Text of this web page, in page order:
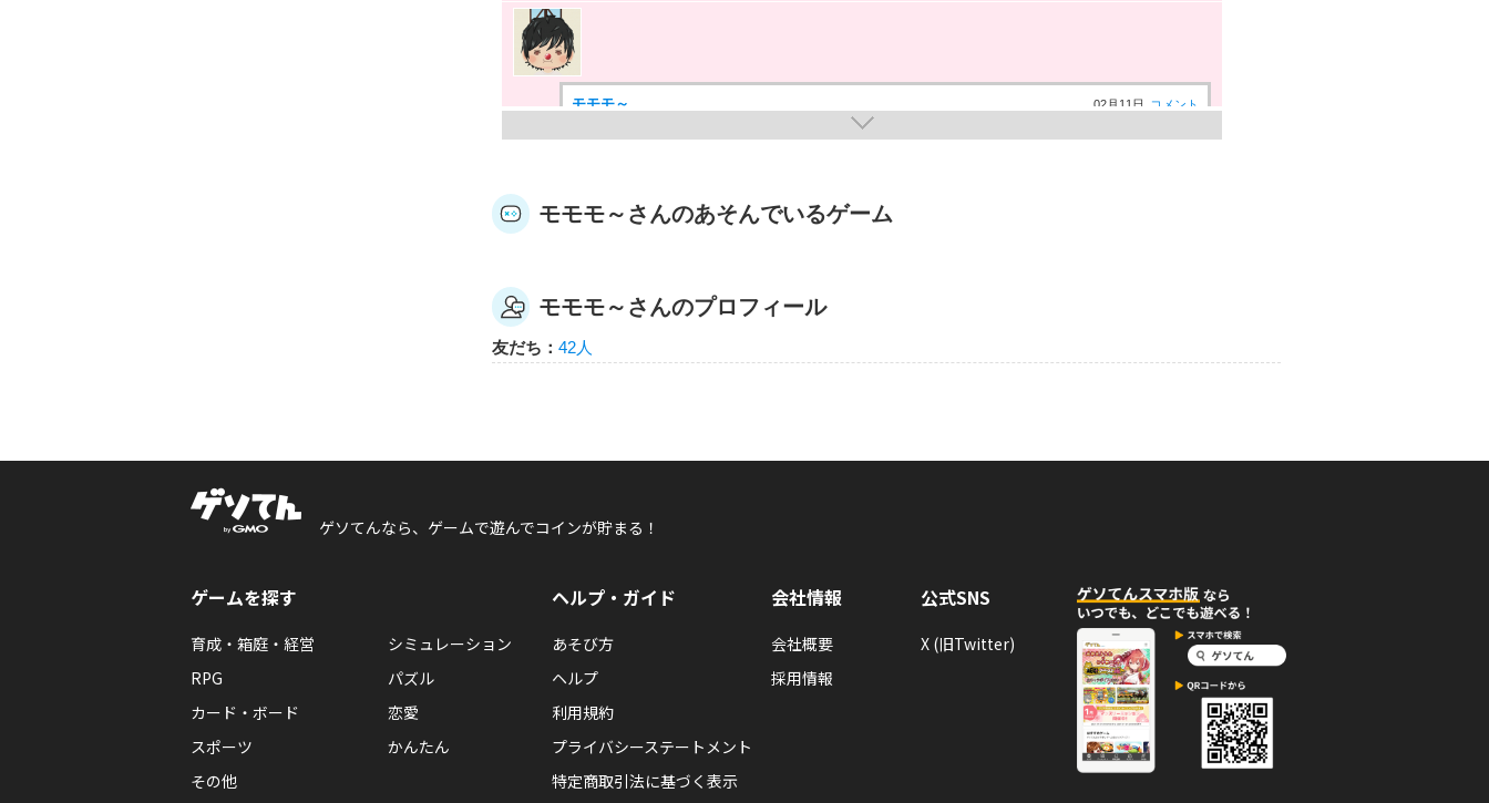
モモモ～ 02月11日 コメント
モモモ～さんが「ログイン100」バッジを手に入れた！
キズナLV5以上のともだちを1人作るともらえるエネルギーバッジ。
モモモ～
モモモ～さんのあそんでいるゲーム
モモモ～さんのプロフィール
友だち： 42人
ゲソてんなら、ゲームで遊んでコインが貯まる！
ゲームを探す
育成・箱庭・経営
シミュレーション
RPG
パズル
カード・ボード
恋愛
スポーツ
かんたん
その他
ヘルプ・ガイド
あそび方
ヘルプ
利用規約
プライバシーステートメント
特定商取引法に基づく表示
会社情報
会社概要
採用情報
公式SNS
X (旧Twitter)